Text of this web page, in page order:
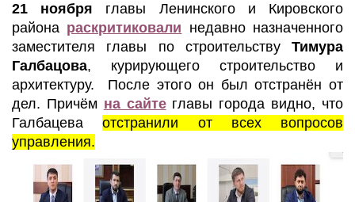
21 ноября главы Ленинского и Кировского
района раскритиковали недавно назначенного
заместителя главы по строительству Тимура
Галбацова, курирующего строительство и
архитектуру. После этого он был отстранён от
дел. Причём на сайте главы города видно, что
Галбацеваотстранили от всех вопросов
управления.